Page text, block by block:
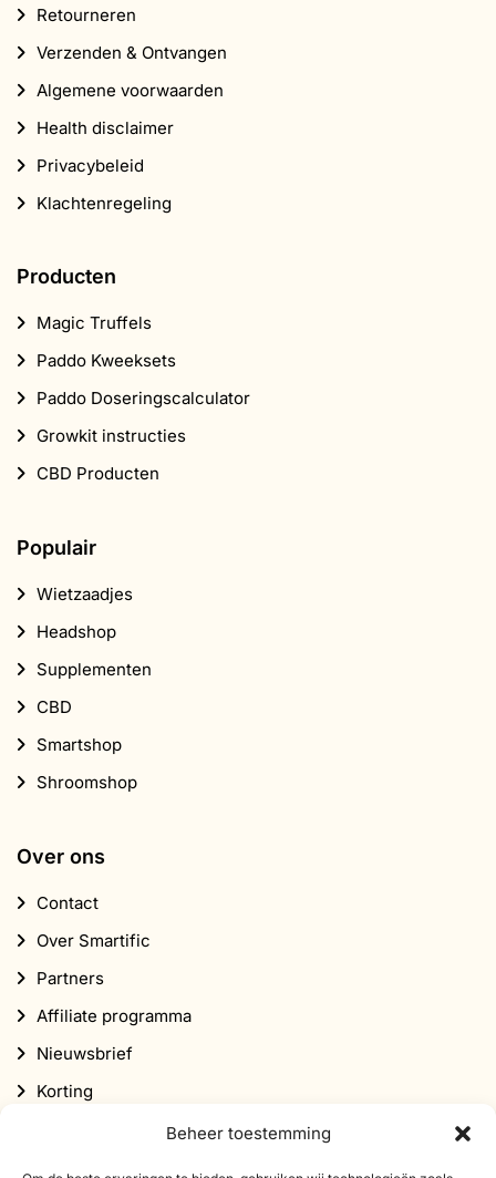
Beheer toestemming
Retourneren
Verzenden & Ontvangen
Algemene voorwaarden
Health disclaimer
Privacybeleid
Klachtenregeling
Producten
Magic Truffels
Paddo Kweeksets
Paddo Doseringscalculator
Growkit instructies
CBD Producten
Populair
Wietzaadjes
Headshop
Supplementen
CBD
Smartshop
Shroomshop
Over ons
Contact
Over Smartific
Partners
Affiliate programma
Nieuwsbrief
Korting